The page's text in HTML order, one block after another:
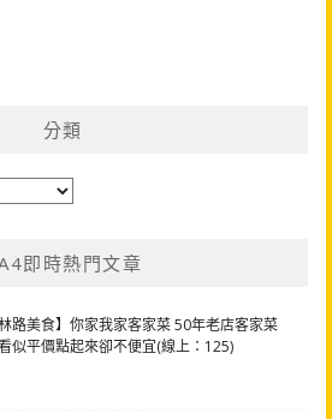
分類
即時熱門文章
林路美食】你家我家客家菜 50年老店客家菜
似平價點起來卻不便宜(線上：125)